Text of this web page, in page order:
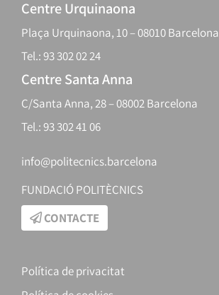
Centre Urquinaona
Plaça Urquinaona, 10 – 08010 Barcelona
Tel.: 93 302 02 24
Centre Santa Anna
C/Santa Anna, 28 – 08002 Barcelona
Tel.: 93 302 41 06
info@politecnics.barcelona
FUNDACIÓ POLITÈCNICS
CONTACTE
Política de privacitat